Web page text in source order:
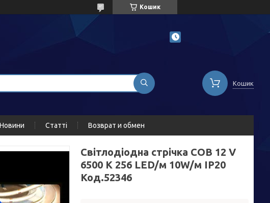
Кошик
Кошик
Новини Статті Возврат и обмен
Світлодіодна стрічка COB 12 V
6500 K 256 LED/м 10W/м IP20
Код.52346